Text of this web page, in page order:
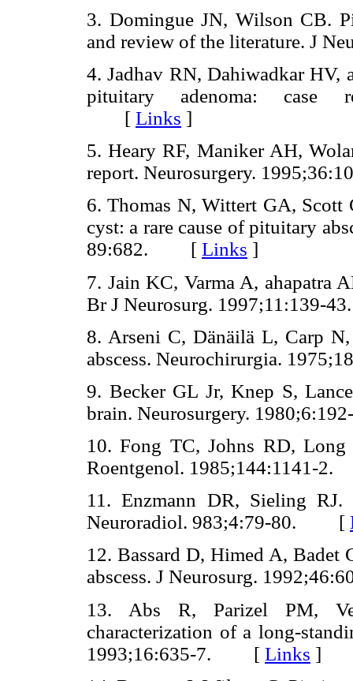
3. Domingue JN, Wilson CB.
and review of the literature. J
4. Jadhav RN, Dahiwadkar HV,
pituitary adenoma: case
[ Links ]
5. Heary RF, Maniker AH,
report. Neurosurgery.
6. Thomas N, Wittert GA,
cyst: a rare cause of pituitary
89:682. [ Links ]
7. Jain KC, Varma A, ahapatra
Br J Neurosurg.
8. Arseni C, Dänäilä L, Carp
abscess. Neurochirurgia.
9. Becker GL Jr, Knep S,
brain. Neurosurgery.
10. Fong TC, Johns RD,
Roentgenol.
11. Enzmann DR, Sieling
Neuroradiol. 983;4:79-80. [
12. Bassard D, Himed A,
abscess. J Neurosurg.
13. Abs R, Parizel PM,
characterization of a long-
1993;16:635-7. [ Links ]